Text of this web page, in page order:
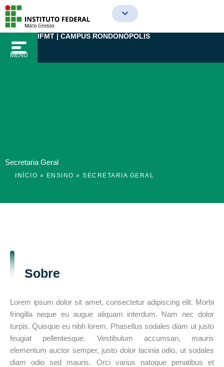
para
conteúdo
MENU
IFMT | CAMPUS RONDONÓPOLIS
Secretaria Geral
INÍCIO » ENSINO » SECRETARIA GERAL
Sobre
Lorem ipsum dolor sit amet, consectetur adipiscing elit. Morbi
fringilla neque eu augue aliquam interdum. Nam nec dolor
turpis. Quisque eu nibh lorem. Phasellus sodales diam ut justo
feugiat pellentesque. Vestibulum accumsan, mauris
elementum auctor semper, justo dolor lacinia odio, ut sodales
diam odio sed mauris. Orci varius natoque penatibus et